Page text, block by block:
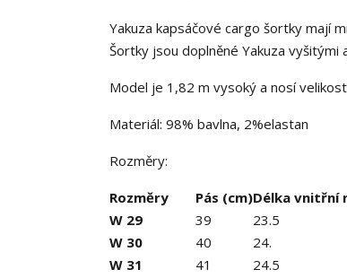
Yakuza kapsáčové cargo šortky mají
Šortky jsou doplněné Yakuza vyšitými
Model je 1,82 m vysoký a nosí
Materiál: 98% bavlna, 2%elastan
Rozměry:
Rozměry Pás (cm)Délka vnitřní
W 29
39
23.5
W 30
40
24.
W 31
41
24.5